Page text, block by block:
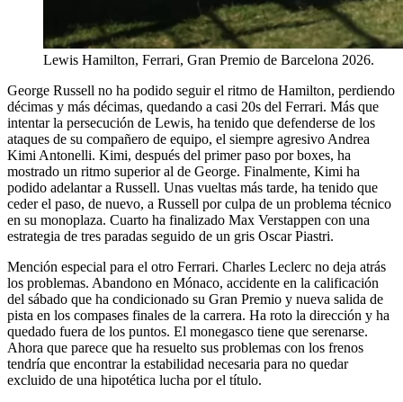
Lewis Hamilton, Ferrari, Gran Premio de Barcelona 2026.
George Russell no ha podido seguir el ritmo de Hamilton, perdiendo
décimas y más décimas, quedando a casi 20s del Ferrari. Más que
intentar la persecución de Lewis, ha tenido que defenderse de los
ataques de su compañero de equipo, el siempre agresivo Andrea
Kimi Antonelli. Kimi, después del primer paso por boxes, ha
mostrado un ritmo superior al de George. Finalmente, Kimi ha
podido adelantar a Russell. Unas vueltas más tarde, ha tenido que
ceder el paso, de nuevo, a Russell por culpa de un problema técnico
en su monoplaza. Cuarto ha finalizado Max Verstappen con una
estrategia de tres paradas seguido de un gris Oscar Piastri.
Mención especial para el otro Ferrari. Charles Leclerc no deja atrás
los problemas. Abandono en Mónaco, accidente en la calificación
del sábado que ha condicionado su Gran Premio y nueva salida de
pista en los compases finales de la carrera. Ha roto la dirección y ha
quedado fuera de los puntos. El monegasco tiene que serenarse.
Ahora que parece que ha resuelto sus problemas con los frenos
tendría que encontrar la estabilidad necesaria para no quedar
excluido de una hipotética lucha por el título.